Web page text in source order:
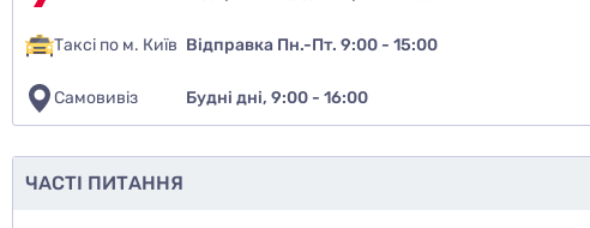
Чи
так
Таксі по м. Київ Відправка Пн.-Пт. 9:00 - 15:00
Самовивіз Будні дні, 9:00 - 16:00
ЧАСТІ ПИТАННЯ